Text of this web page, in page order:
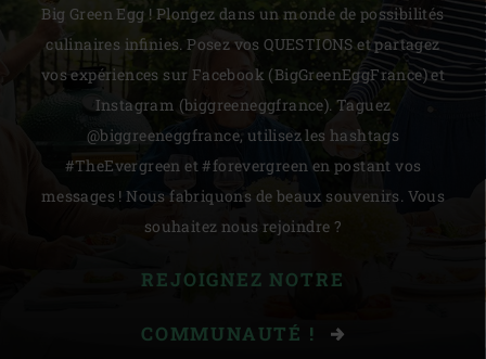
Big Green Egg ! Plongez dans un monde de possibilités
culinaires infinies. Posez vos QUESTIONS et partagez
vos expériences sur Facebook (BigGreenEggFrance) et
Instagram (biggreeneggfrance). Taguez
@biggreeneggfrance, utilisez les hashtags
#TheEvergreen et #forevergreen en postant vos
messages ! Nous fabriquons de beaux souvenirs. Vous
souhaitez nous rejoindre ?
REJOIGNEZ NOTRE
COMMUNAUTÉ !